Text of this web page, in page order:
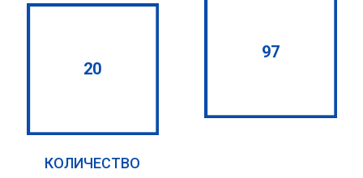
20
97
КОЛИЧЕСТВО